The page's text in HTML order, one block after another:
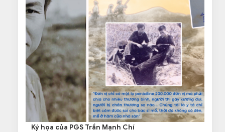
Ký họa của PGS Trần Mạnh Chí